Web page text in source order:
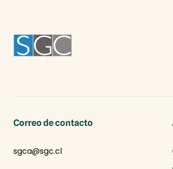
Correo de contacto
sgca@sgc.cl